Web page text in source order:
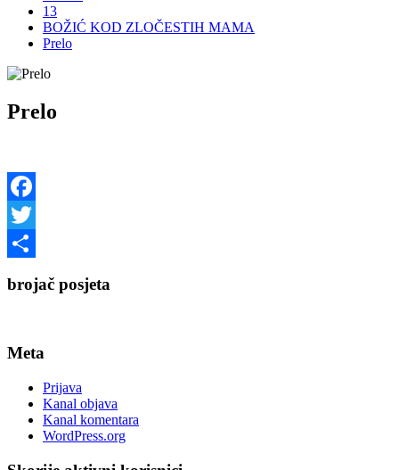
13
BOŽIĆ KOD ZLOČESTIH MAMA
Prelo
Prelo
Facebook
Twitter
brojač posjeta
Meta
Prijava
Kanal objava
Kanal komentara
WordPress.org